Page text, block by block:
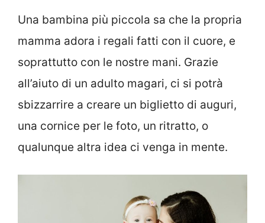
Una bambina più piccola sa che la propria
mamma adora i regali fatti con il cuore, e
soprattutto con le nostre mani. Grazie
all’aiuto di un adulto magari, ci si potrà
sbizzarrire a creare un biglietto di auguri,
una cornice per le foto, un ritratto, o
qualunque altra idea ci venga in mente.